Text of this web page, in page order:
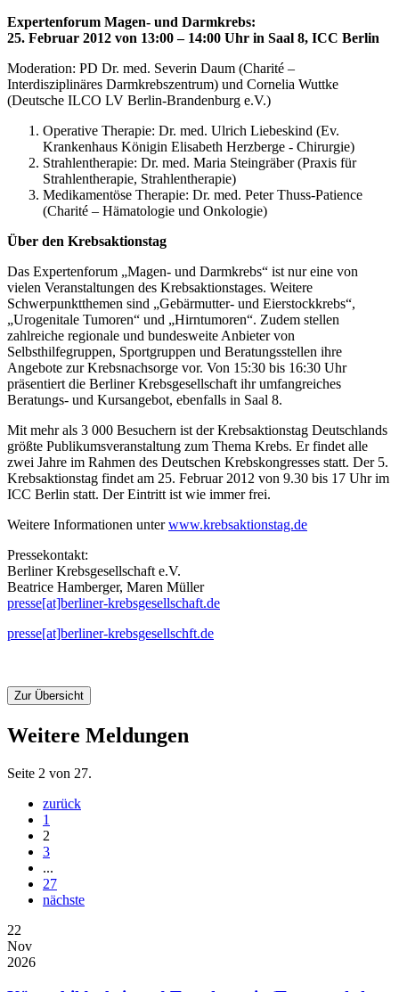
Expertenforum Magen- und Darmkrebs:
25. Februar 2012 von 13:00 – 14:00 Uhr in Saal 8, ICC Berlin
Moderation: PD Dr. med. Severin Daum (Charité –
Interdisziplinäres Darmkrebszentrum) und Cornelia Wuttke
(Deutsche ILCO LV Berlin-Brandenburg e.V.)
Operative Therapie: Dr. med. Ulrich Liebeskind (Ev.
Krankenhaus Königin Elisabeth Herzberge - Chirurgie)
Strahlentherapie: Dr. med. Maria Steingräber (Praxis für
Strahlentherapie, Strahlentherapie)
Medikamentöse Therapie: Dr. med. Peter Thuss-Patience
(Charité – Hämatologie und Onkologie)
Über den Krebsaktionstag
Das Expertenforum „Magen- und Darmkrebs“ ist nur eine von
vielen Veranstaltungen des Krebsaktionstages. Weitere
Schwerpunktthemen sind „Gebärmutter- und Eierstockkrebs“,
„Urogenitale Tumoren“ und „Hirntumoren“. Zudem stellen
zahlreiche regionale und bundesweite Anbieter von
Selbsthilfegruppen, Sportgruppen und Beratungsstellen ihre
Angebote zur Krebsnachsorge vor. Von 15:30 bis 16:30 Uhr
präsentiert die Berliner Krebsgesellschaft ihr umfangreiches
Beratungs- und Kursangebot, ebenfalls in Saal 8.
Mit mehr als 3 000 Besuchern ist der Krebsaktionstag Deutschlands
größte Publikumsveranstaltung zum Thema Krebs. Er findet alle
zwei Jahre im Rahmen des Deutschen Krebskongresses statt. Der 5.
Krebsaktionstag findet am 25. Februar 2012 von 9.30 bis 17 Uhr im
ICC Berlin statt. Der Eintritt ist wie immer frei.
Weitere Informationen unterwww.krebsaktionstag.de
Pressekontakt:
Berliner Krebsgesellschaft e.V.
Beatrice Hamberger, Maren Müller
presse[at]berliner-krebsgesellschaft.de
presse[at]berliner-krebsgesellschft.de
Zur Übersicht
Weitere Meldungen
Seite 2 von 27.
zurück
1
2
3
...
27
nächste
22
Nov
2026